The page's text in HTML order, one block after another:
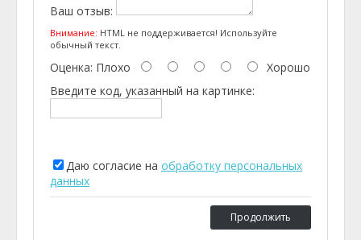
Ваш отзыв:
Внимание: HTML не поддерживается! Используйте
обычный текст.
Оценка: Плохо
Хорошо
Введите код, указанный на картинке:
Даю согласие на обработку персональных
данных
Продолжить